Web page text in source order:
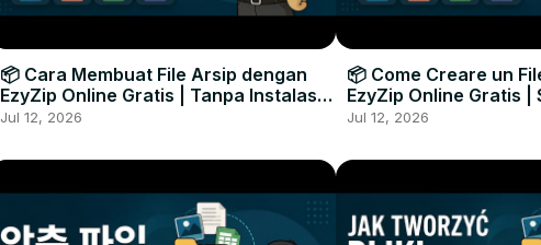
📦 Cara Membuat File Arsip dengan
EzyZip Online Gratis | Tanpa Instalasi
Perangkat Lunak
Jul 12, 2026
📦 Come Creare un
EzyZip Online Gratis |
Software
Jul 12, 2026